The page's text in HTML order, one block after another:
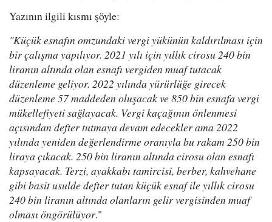
Yazının ilgili kısmı şöyle:
"Küçük esnafın omzundaki vergi yükünün kaldırılması için
bir çalışma yapılıyor. 2021 yılı için yıllık cirosu 240 bin
liranın altında olan esnafı vergiden muaf tutacak
düzenleme geliyor. 2022 yılında yürürlüğe girecek
düzenleme 57 maddeden oluşacak ve 850 bin esnafa vergi
mükellefiyeti sağlayacak. Vergi kaçağının önlenmesi
açısından defter tutmaya devam edecekler ama 2022
yılında yeniden değerlendirme oranıyla bu rakam 250 bin
liraya çıkacak. 250 bin liranın altında cirosu olan esnafı
kapsayacak. Terzi, ayakkabı tamircisi, berber, kahvehane
gibi basit usulde defter tutan küçük esnaf ile yıllık cirosu
240 bin liranın altında olanların gelir vergisinden muaf
olması öngörülüyor."